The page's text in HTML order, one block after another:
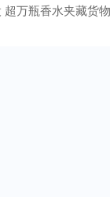
超万瓶香水夹藏货